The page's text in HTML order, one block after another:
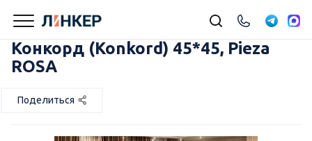
Конкорд (Konkord) 45*45, Pieza
ROSA
Поделиться